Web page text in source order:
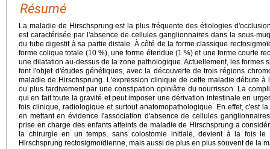
Résumé
La maladie de Hirschsprung est la plus fréquente des étiologies
est caractérisée par l'absence de cellules ganglionnaires dans la sous-
du tube digestif à sa partie distale. À côté de la forme classique
forme colique totale (10 %), une forme étendue (1 %) et une forme courte
une dilatation au-dessus de la zone pathologique. Actuellement, les formes
font l'objet d'études génétiques, avec la découverte de trois régions
maladie de Hirschsprung. L'expression clinique de cette maladie débute
ou plus tardivement par une constipation opiniâtre du nourrisson. La
qui en fait toute la gravité et peut imposer une dérivation intestinale en
fois clinique, radiologique et surtout anatomopathologique. En effet, c'est
en mettant en évidence l'association d'absence de cellules
prise en charge des enfants atteints de maladie de Hirschsprung a
la chirurgie en un temps, sans colostomie initiale, devient à la fois
Hirschsprung rectosigmoïdienne, mais aussi de plus en plus souvent de la